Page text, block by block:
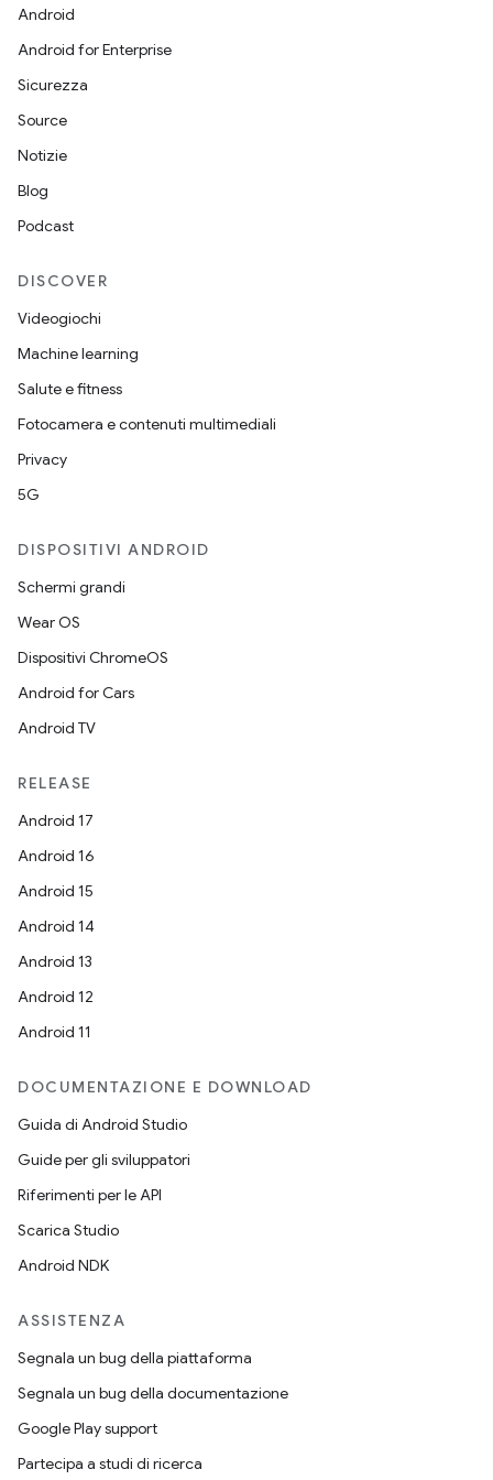
Android
Android for Enterprise
Sicurezza
Source
Notizie
Blog
Podcast
DISCOVER
Videogiochi
Machine learning
Salute e fitness
Fotocamera e contenuti multimediali
Privacy
5G
DISPOSITIVI ANDROID
Schermi grandi
Wear OS
Dispositivi ChromeOS
Android for Cars
Android TV
RELEASE
Android 17
Android 16
Android 15
Android 14
Android 13
Android 12
Android 11
DOCUMENTAZIONE E DOWNLOAD
Guida di Android Studio
Guide per gli sviluppatori
Riferimenti per le API
Scarica Studio
Android NDK
ASSISTENZA
Segnala un bug della piattaforma
Segnala un bug della documentazione
Google Play support
Partecipa a studi di ricerca